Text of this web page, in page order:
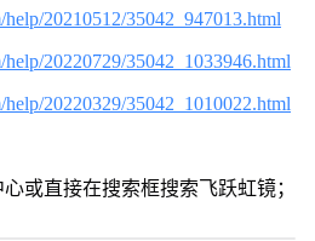
20210512/35042_947013.html
20220729/35042_1033946.html
20220329/35042_1010022.html
或直接在搜索框搜索飞跃虹镜；